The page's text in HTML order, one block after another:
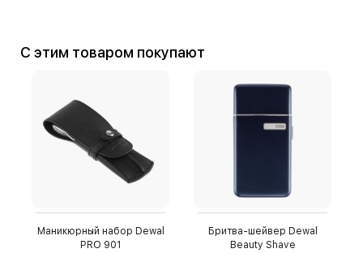
С этим товаром покупают
Маникюрный набор Dewal
PRO 901
Бритва-шейвер Dewal
Beauty Shave